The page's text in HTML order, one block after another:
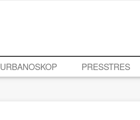
URBANOSKOP PRESSTRES